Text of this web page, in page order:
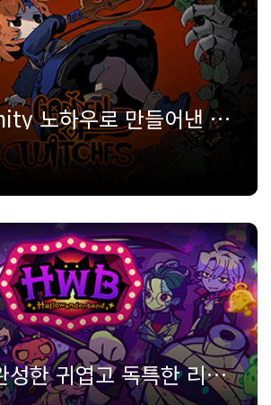
10년의 Unity 노하우로 만들어낸 팀 타파스의 로그라이크 도전: 마녀의 정원
Unity로 완성한 귀엽고 독특한 리듬 어드벤처: ‘할로원더밴드’